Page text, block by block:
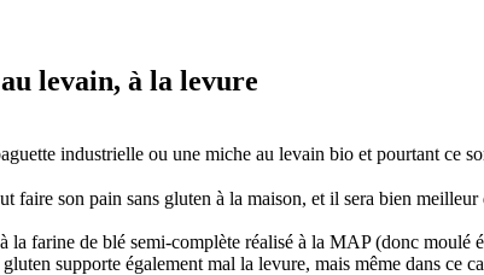
levain, à la levure
industrielle ou une miche au levain bio et pourtant ce
faire son pain sans gluten à la maison, et il sera bien
la farine de blé semi-complète réalisé à la MAP (donc moulé
supporte également mal la levure, mais même dans ce